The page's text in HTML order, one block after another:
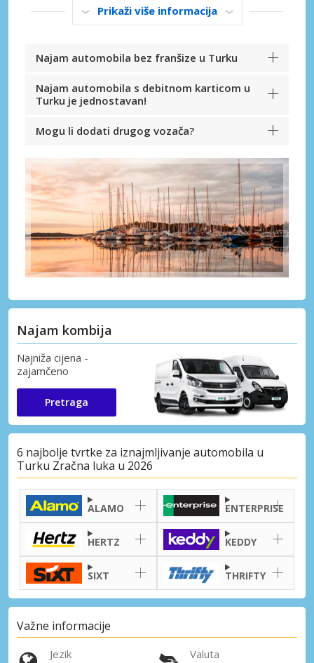
Prikaži više informacija
Najam automobila bez franšize u Turku
Najam automobila s debitnom karticom u
Turku je jednostavan!
Mogu li dodati drugog vozača?
Najam kombija
Najniža cijena -
zajamčeno
Pretraga
6 najbolje tvrtke za iznajmljivanje automobila u
Turku Zračna luka u 2026
ALAMO ENTERPRISE
HERTZ KEDDY
SIXT THRIFTY
Važne informacije
Jezik Valuta